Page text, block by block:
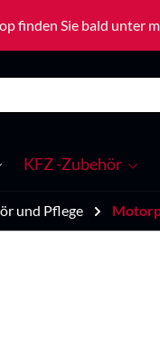
finden Sie bald unter
KFZ -Zubehör
und Pflege